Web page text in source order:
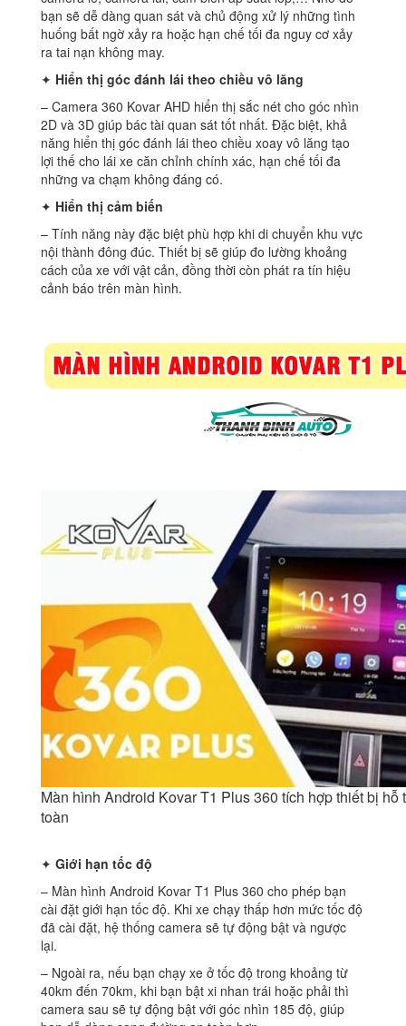
bạn sẽ dễ dàng quan sát và chủ động xử lý những tình
huống bất ngờ xảy ra hoặc hạn chế tối đa nguy cơ xảy
ra tai nạn không may.
✦ Hiển thị góc đánh lái theo chiều vô lăng
– Camera 360 Kovar AHD hiển thị sắc nét cho góc nhìn
2D và 3D giúp bác tài quan sát tốt nhất. Đặc biệt, khả
năng hiển thị góc đánh lái theo chiều xoay vô lăng tạo
lợi thế cho lái xe căn chỉnh chính xác, hạn chế tối đa
những va chạm không đáng có.
✦ Hiển thị cảm biến
– Tính năng này đặc biệt phù hợp khi di chuyển khu vực
nội thành đông đúc. Thiết bị sẽ giúp đo lường khoảng
cách của xe với vật cản, đồng thời còn phát ra tín hiệu
cảnh báo trên màn hình.
Màn hình Android Kovar T1 Plus 360 tích hợp thiết bị hỗ
toàn
✦ Giới hạn tốc độ
– Màn hình Android Kovar T1 Plus 360 cho phép bạn
cài đặt giới hạn tốc độ. Khi xe chạy thấp hơn mức tốc độ
đã cài đặt, hệ thống camera sẽ tự động bật và ngược
lại.
– Ngoài ra, nếu bạn chạy xe ở tốc độ trong khoảng từ
40km đến 70km, khi bạn bật xi nhan trái hoặc phải thì
camera sau sẽ tự động bật với góc nhìn 185 độ, giúp